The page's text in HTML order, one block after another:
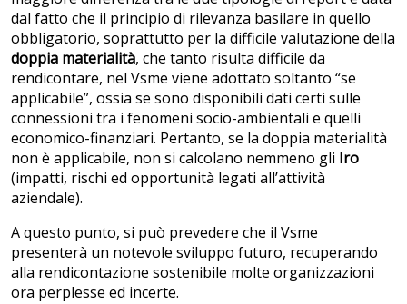
dal fatto che il principio di rilevanza basilare in quello
obbligatorio, soprattutto per la difficile valutazione della
doppia materialità, che tanto risulta difficile da
rendicontare, nel Vsme viene adottato soltanto “se
applicabile”, ossia se sono disponibili dati certi sulle
connessioni tra i fenomeni socio-ambientali e quelli
economico-finanziari. Pertanto, se la doppia materialità
non è applicabile, non si calcolano nemmeno gli Iro
(impatti, rischi ed opportunità legati all’attività
aziendale).
A questo punto, si può prevedere che il Vsme
presenterà un notevole sviluppo futuro, recuperando
alla rendicontazione sostenibile molte organizzazioni
ora perplesse ed incerte.